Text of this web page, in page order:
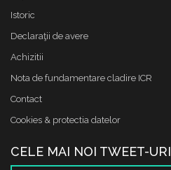
Istoric
Declaraţii de avere
Achizitii
Nota de fundamentare cladire ICR
Contact
Cookies & protectia datelor
CELE MAI NOI TWEET-URI